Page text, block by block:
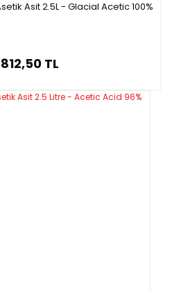
Asit 2.5L - Glacial Acetic 100%
TL